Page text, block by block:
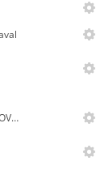
ФИЛЬТР ВОЗДУШНЫЙ ДЛЯ А/М GREAT WALL HOVER H6 HAVAL H6